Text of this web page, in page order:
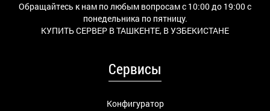
Обращайтесь к нам по любым вопросам с 10:00 до 19:00 с
понедельника по пятницу.
КУПИТЬ СЕРВЕР В ТАШКЕНТЕ, В УЗБЕКИСТАНЕ
Сервисы
Конфигуратор